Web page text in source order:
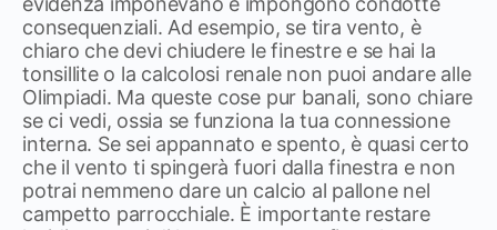
consequenziali. Ad esempio, se tira vento, è
chiaro che devi chiudere le finestre e se hai la
tonsillite o la calcolosi renale non puoi andare alle
Olimpiadi. Ma queste cose pur banali, sono chiare
se ci vedi, ossia se funziona la tua connessione
interna. Se sei appannato e spento, è quasi certo
che il vento ti spingerà fuori dalla finestra e non
potrai nemmeno dare un calcio al pallone nel
campetto parrocchiale. È importante restare